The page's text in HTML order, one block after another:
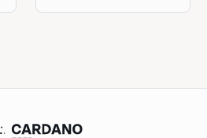
zahlt aus seiner
der SPAR-Markt den